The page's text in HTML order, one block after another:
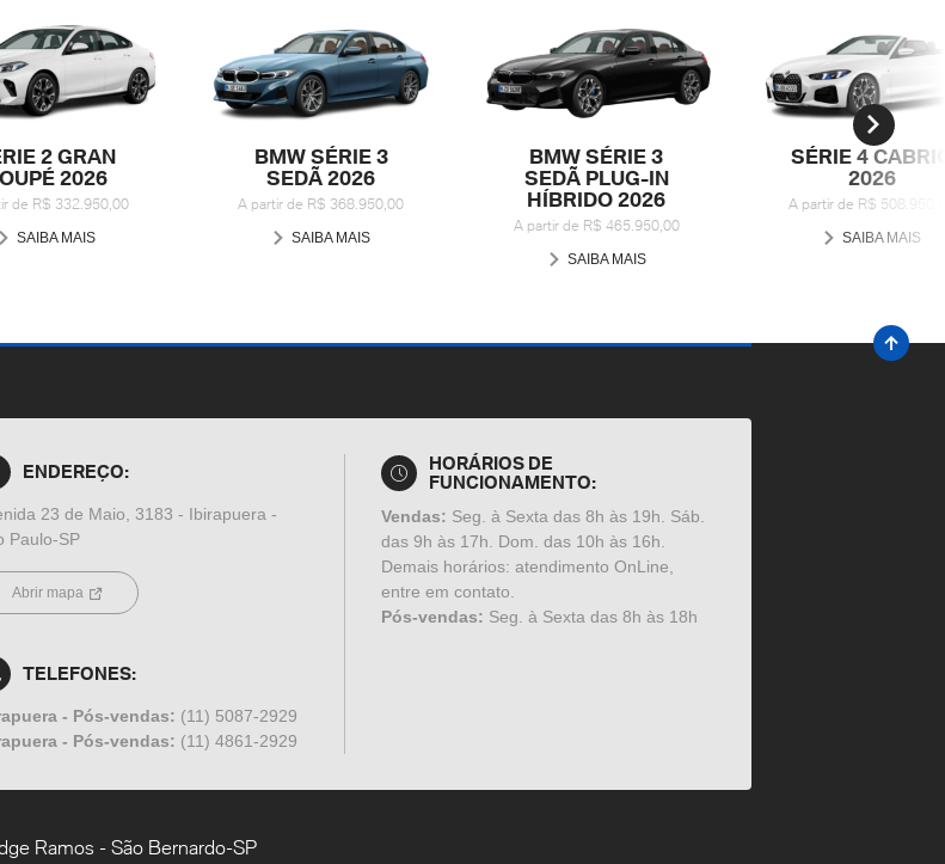
2 GRAN
2026
de R$ 332.950,00
SAIBA MAIS
BMW SÉRIE 3
SEDÃ 2026
A partir de R$ 368.950,00
SAIBA MAIS
BMW SÉRIE 3
SEDÃ PLUG-IN
HÍBRIDO 2026
A partir de R$ 465.950,00
SAIBA MAIS
SÉRIE 4
2026
A partir de R$
SAIBA MAIS
ENDEREÇO:
23 de Maio, 3183 - Ibirapuera -
Paulo-SP
Abrir mapa
TELEFONES:
- Pós-vendas: (11) 5087-2929
- Pós-vendas: (11) 4861-2929
HORÁRIOS DE
FUNCIONAMENTO:
Vendas: Seg. à Sexta das 8h às 19h. Sáb.
das 9h às 17h. Dom. das 10h às 16h.
Demais horários: atendimento OnLine,
entre em contato.
Pós-vendas: Seg. à Sexta das 8h às 18h
Ramos - São Bernardo-SP